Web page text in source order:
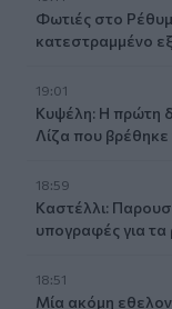
Φωτιές στο
κατεστραμμένο
19:01
Κυψέλη: Η πρώτη
Λίζα που βρέθηκε
18:59
Καστέλλι:
υπογραφές για
18:51
Μία ακόμη